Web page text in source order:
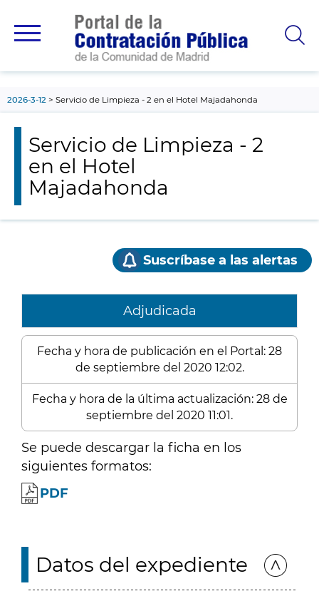
principal
2026-3-12 Servicio de Limpieza - 2 en el Hotel Majadahonda
Servicio de Limpieza - 2
en el Hotel
Majadahonda
Suscríbase a las alertas
Adjudicada
Fecha y hora de publicación en el Portal: 28
de septiembre del 2020 12:02.
Fecha y hora de la última actualización: 28 de
septiembre del 2020 11:01.
Se puede descargar la ficha en los
siguientes formatos:
PDF
Datos del expediente